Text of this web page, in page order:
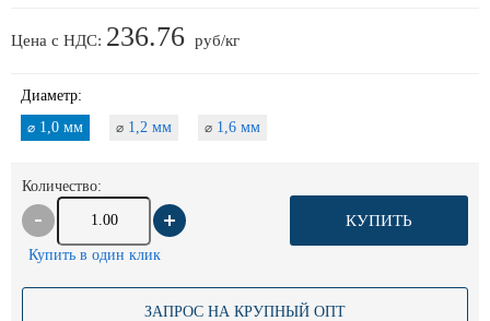
Цена с НДС: 236.76 руб/кг
Диаметр:
⌀ 1,0 мм ⌀ 1,2 мм ⌀ 1,6 мм
Количество:
КУПИТЬ
Купить в один клик
ЗАПРОС НА КРУПНЫЙ ОПТ